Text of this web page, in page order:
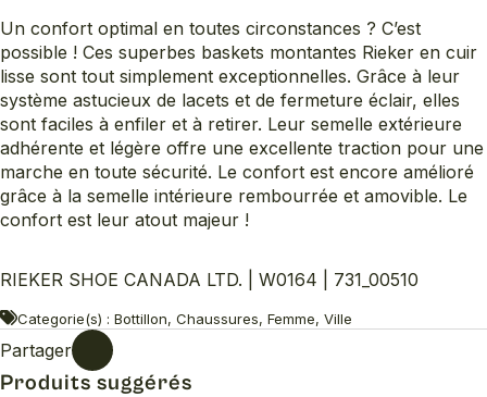
Un confort optimal en toutes circonstances ? C’est
possible ! Ces superbes baskets montantes Rieker en cuir
lisse sont tout simplement exceptionnelles. Grâce à leur
système astucieux de lacets et de fermeture éclair, elles
sont faciles à enfiler et à retirer. Leur semelle extérieure
adhérente et légère offre une excellente traction pour une
marche en toute sécurité. Le confort est encore amélioré
grâce à la semelle intérieure rembourrée et amovible. Le
confort est leur atout majeur !
RIEKER SHOE CANADA LTD. | W0164 | 731_00510
Categorie(s) : Bottillon, Chaussures, Femme, Ville
Partager
Produits suggérés